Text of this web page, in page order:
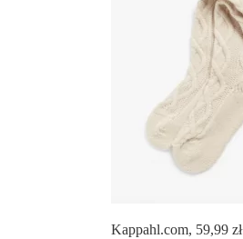
Kappahl.com, 59,99 zł